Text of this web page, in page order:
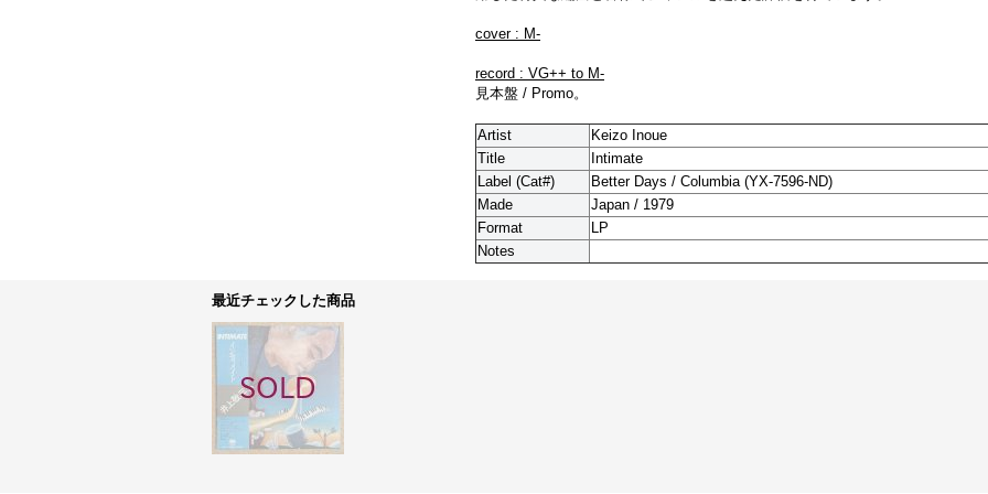
cover : M-
record : VG++ to M-
見本盤 / Promo。
Artist
Keizo Inoue
Title
Intimate
Label (Cat#)
Better Days / Columbia (YX-7596-ND)
Made
Japan / 1979
Format
LP
Notes
最近チェックした商品